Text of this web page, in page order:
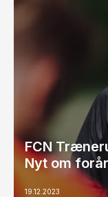
FCN
Nyt om
19.12.2023